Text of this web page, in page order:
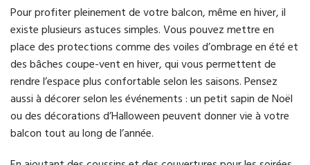
Pour profiter pleinement de votre balcon, même en hiver, il
existe plusieurs astuces simples. Vous pouvez mettre en
place des protections comme des voiles d’ombrage en été et
des bâches coupe-vent en hiver, qui vous permettent de
rendre l’espace plus confortable selon les saisons. Pensez
aussi à décorer selon les événements : un petit sapin de Noël
ou des décorations d’Halloween peuvent donner vie à votre
balcon tout au long de l’année.